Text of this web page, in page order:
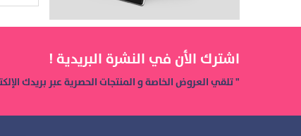
اشترك الأن في النشرة البريدية !
" تلقي العروض الخاصة و المنتجات الحصرية عبر بريدك